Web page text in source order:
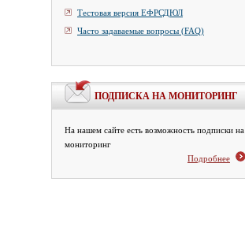
Тестовая версия ЕФРСДЮЛ
Часто задаваемые вопросы (FAQ)
ПОДПИСКА НА МОНИТОРИНГ
На нашем сайте есть возможность подписки на
мониторинг
Подробнее